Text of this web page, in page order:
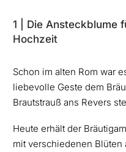
1 | Die Ansteckblume
Hochzeit
Schon im alten Rom war
liebevolle Geste dem
Brautstrauß ans Revers
Heute erhält der
mit verschiedenen Blüten